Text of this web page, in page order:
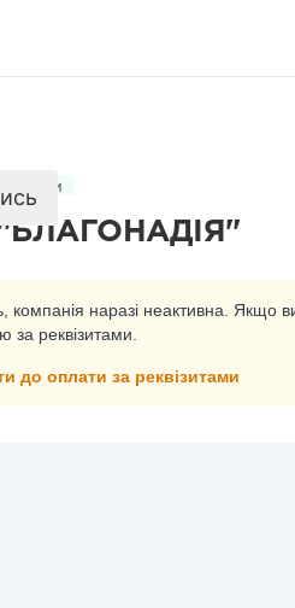
послуги
компанія наразі неактивна. Якщо
за реквізитами.
до оплати за реквізитами